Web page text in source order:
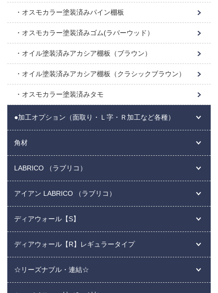
オスモカラー塗装済みパイン棚板
オスモカラー塗装済みゴム(ラバーウッド）
オイル塗装済みアカシア棚板（ブラウン）
オイル塗装済みアカシア棚板（クラシックブラウン）
オスモカラー塗装済みタモ
●加工オプション（面取り・Ｌ字・Ｒ加工など各種）
角材
LABRICO （ラブリコ）
アイアン LABRICO （ラブリコ）
ディアウォール【S】
ディアウォール【R】レギュラータイプ
☆リーズナブル・連結☆